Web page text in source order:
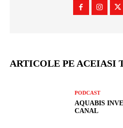
ARTICOLE PE ACEIASI
PODCAST
AQUABIS
CANAL